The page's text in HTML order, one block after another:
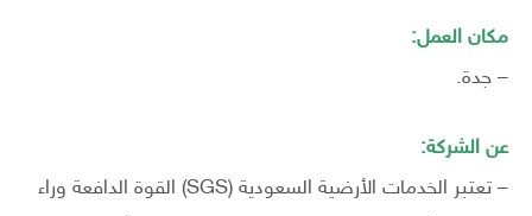
مكان العمل:
– جدة.
عن الشركة:
– تعتبر الخدمات الأرضية السعودية (SGS) القوة الدافعة وراء